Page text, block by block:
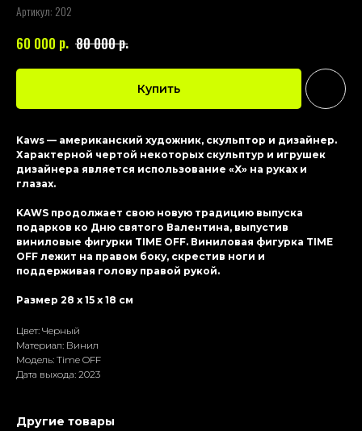
Артикул: 202
60 000 р. 80 000р.
Купить
Kaws — американский художник, скульптор и дизайнер.
Характерной чертой некоторых скульптур и игрушек
дизайнера является использование «X» на руках и
глазах.
KAWS продолжает свою новую традицию выпуска
подарков ко Дню святого Валентина, выпустив
виниловые фигурки TIME OFF. Виниловая фигурка TIME
OFF лежит на правом боку, скрестив ноги и
поддерживая голову правой рукой.
Размер 28 x 15 x 18 см
Цвет: Черный
Материал: Винил
Модель: Time OFF
Дата выхода: 2023
Другие товары